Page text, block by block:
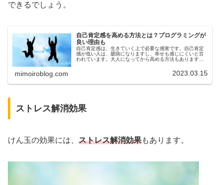
できるでしょう。
自己肯定感を高める方法とは？プログラミングが
良い理由も
自己肯定感は、生きていく上で必要な感覚です。自己肯定
感が低い人は、臆病になりますし、幸せも感じにくいと言
われています。大人になってから高める方法もあります
mimoiroblog.com 2023.03.15
ストレス解消効果
けん玉の効果には、 ストレス解消効果もあります。